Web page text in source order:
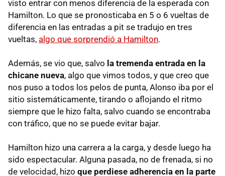
visto entrar con menos diferencia de la esperada con
Hamilton. Lo que se pronosticaba en 5 o 6 vueltas de
diferencia en las entradas a pit se tradujo en tres
vueltas, algo que sorprendió a Hamilton.
Además, se vio que, salvo la tremenda entrada en la
chicane nueva, algo que vimos todos, y que creo que
nos puso a todos los pelos de punta, Alonso iba por el
sitio sistemáticamente, tirando o aflojando el ritmo
siempre que le hizo falta, salvo cuando se encontraba
con tráfico, que no se puede evitar bajar.
Hamilton hizo una carrera a la carga, y desde luego ha
sido espectacular. Alguna pasada, no de frenada, si no
de velocidad, hizo que perdiese adherencia en la parte